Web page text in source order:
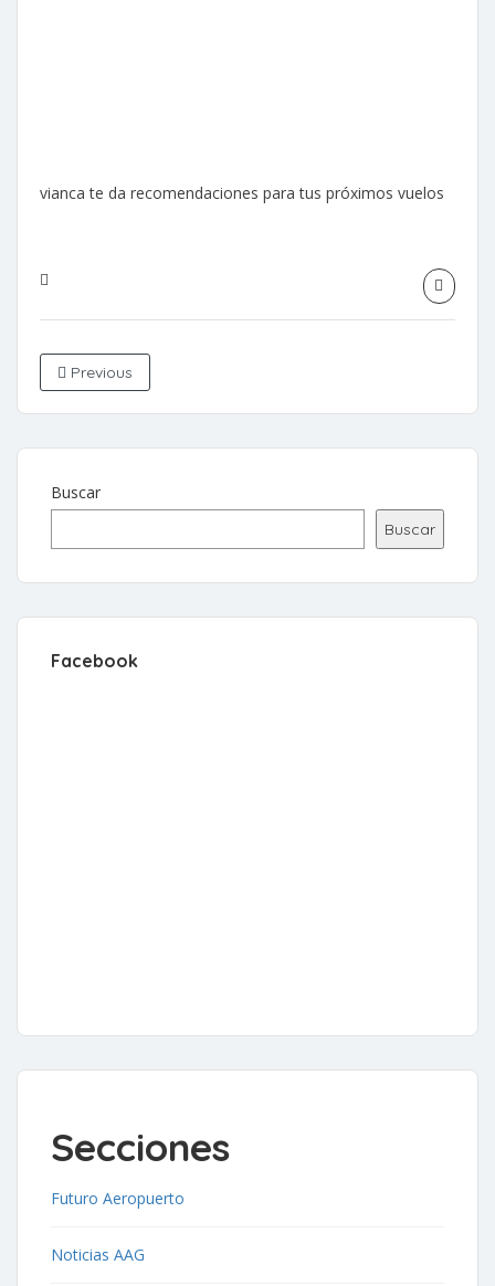
vianca te da recomendaciones para tus próximos vuelos
Previous
Buscar
Buscar
Facebook
Secciones
Futuro Aeropuerto
Noticias AAG